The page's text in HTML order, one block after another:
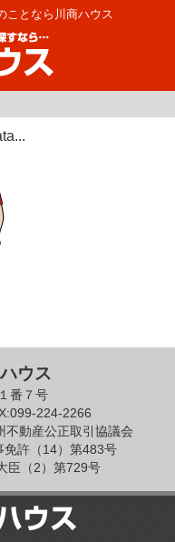
ことなら川商ハウス
ウス
番７号
224-2266
不動産公正取引協議会
免許（14）第483号
臣（2）第729号